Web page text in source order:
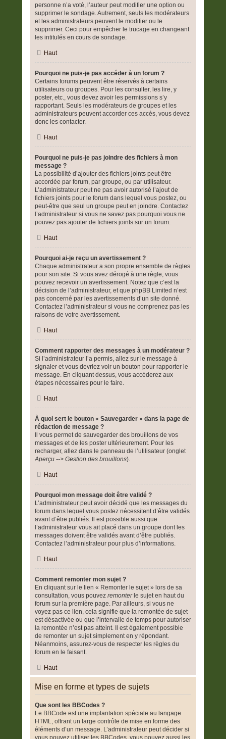
personne n’a voté, l’auteur peut modifier une option ou
supprimer le sondage. Autrement, seuls les modérateurs
et les administrateurs peuvent le modifier ou le
supprimer. Ceci pour empêcher le trucage en changeant
les intitulés en cours de sondage.
Haut
Pourquoi ne puis-je pas accéder à un forum ?
Certains forums peuvent être réservés à certains
utilisateurs ou groupes. Pour les consulter, les lire, y
poster, etc., vous devez avoir les permissions s’y
rapportant. Seuls les modérateurs de groupes et les
administrateurs peuvent accorder ces accès, vous devez
donc les contacter.
Haut
Pourquoi ne puis-je pas joindre des fichiers à mon
message ?
La possibilité d’ajouter des fichiers joints peut être
accordée par forum, par groupe, ou par utilisateur.
L’administrateur peut ne pas avoir autorisé l’ajout de
fichiers joints pour le forum dans lequel vous postez, ou
peut-être que seul un groupe peut en joindre. Contactez
l’administrateur si vous ne savez pas pourquoi vous ne
pouvez pas ajouter de fichiers joints sur un forum.
Haut
Pourquoi ai-je reçu un avertissement ?
Chaque administrateur a son propre ensemble de règles
pour son site. Si vous avez dérogé à une règle, vous
pouvez recevoir un avertissement. Notez que c’est la
décision de l’administrateur, et que phpBB Limited n’est
pas concerné par les avertissements d’un site donné.
Contactez l’administrateur si vous ne comprenez pas les
raisons de votre avertissement.
Haut
Comment rapporter des messages à un modérateur ?
Si l’administrateur l’a permis, allez sur le message à
signaler et vous devriez voir un bouton pour rapporter le
message. En cliquant dessus, vous accéderez aux
étapes nécessaires pour le faire.
Haut
À quoi sert le bouton « Sauvegarder » dans la page de
rédaction de message ?
Il vous permet de sauvegarder des brouillons de vos
messages et de les poster ultérieurement. Pour les
recharger, allez dans le panneau de l’utilisateur (onglet
Aperçu --> Gestion des brouillons).
Haut
Pourquoi mon message doit être validé ?
L’administrateur peut avoir décidé que les messages du
forum dans lequel vous postez nécessitent d’être validés
avant d’être publiés. Il est possible aussi que
l’administrateur vous ait placé dans un groupe dont les
messages doivent être validés avant d’être publiés.
Contactez l’administrateur pour plus d’informations.
Haut
Comment remonter mon sujet ?
En cliquant sur le lien « Remonter le sujet » lors de sa
consultation, vous pouvez remonterle sujet en haut du
forum sur la première page. Par ailleurs, si vous ne
voyez pas ce lien, cela signifie que la remontée de sujet
est désactivée ou que l’intervalle de temps pour autoriser
la remontée n’est pas atteint. Il est également possible
de remonter un sujet simplement en y répondant.
Néanmoins, assurez-vous de respecter les règles du
forum en le faisant.
Haut
Mise en forme et types de sujets
Que sont les BBCodes ?
Le BBCode est une implantation spéciale au langage
HTML, offrant un large contrôle de mise en forme des
éléments d’un message. L’administrateur peut décider si
vous pouvez utiliser les BBCodes, vous pouvez aussi les